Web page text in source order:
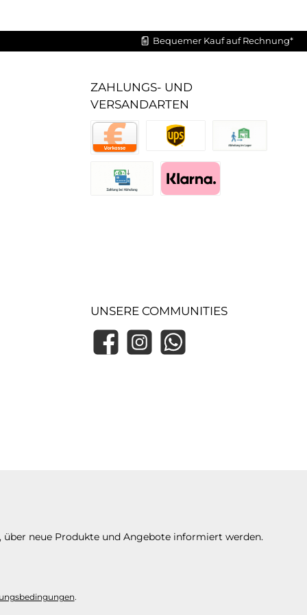
Bequemer Kauf auf Rechnung*
ZAHLUNGS- UND
VERSANDARTEN
UNSERE COMMUNITIES
FacebookInstagramWhatsApp
neue Produkte und Angebote informiert werden.
.